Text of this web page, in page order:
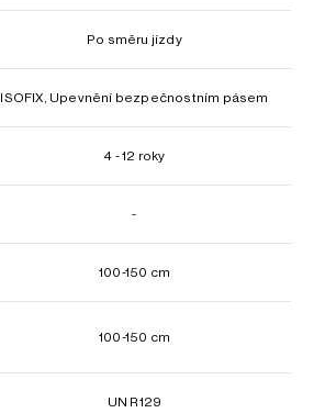
Po směru jízdy
ISOFIX, Upevnění bezpečnostním pásem
4 - 12 roky
-
100-150 cm
100-150 cm
UN R129